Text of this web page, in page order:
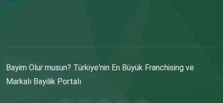
Bayim Olur musun? Türkiye'nin En Büyük Franchising ve
Markalı Bayilik Portalı